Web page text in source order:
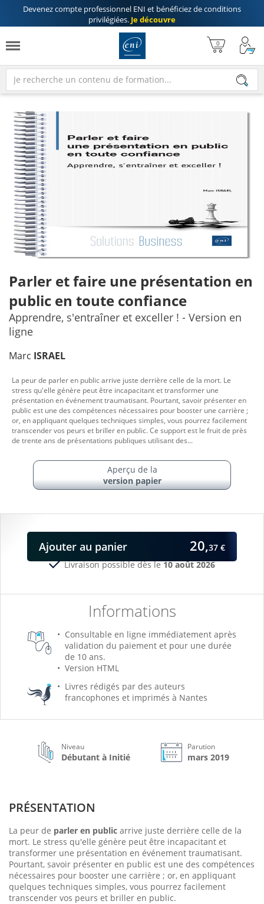
Devenez compte professionnel ENI et bénéficiez deconditions
privilégiées. Je découvre
Parler et faire une présentation en
public en toute confiance
Apprendre, s'entraîner et exceller ! - Version en
ligne
Marc ISRAEL
Informations
Livraison possible dès le10 août 2026
Consultable en ligne immédiatement après
validation du paiement et pour une durée
de 10 ans.
Version HTML
Livres rédigés par des auteurs
francophones et imprimés à Nantes
Ajouter au panier 20,37 €
La peur de parler en public arrive juste derrière celle de la mort. Le
stress qu'elle génère peut être incapacitant et transformer une
présentation en événement traumatisant. Pourtant, savoir présenter en
public est une des compétences nécessaires pour booster une carrière ;
or, en appliquant quelques techniques simples, vous pourrez facilement
transcender vos peurs et briller en public. Ce support est le fruit de près
de trente ans de présentations publiques utilisant des...
Aperçu de la
version papier
Niveau
Débutant à Initié
Parution
mars 2019
PRÉSENTATION
La peur de parler en public arrive juste derrière celle de la
mort. Le stress qu'elle génère peut être incapacitant et
transformer une présentation en événement traumatisant.
Pourtant, savoir présenter en public est une des compétences
nécessaires pour booster une carrière ; or, en appliquant
quelques techniques simples, vous pourrez facilement
transcender vos peurs et briller en public.